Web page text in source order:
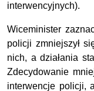
interwencyjnych).
Wiceminister
policji zmniejszył
nich, a działania
Zdecydowanie
interwencje policji,